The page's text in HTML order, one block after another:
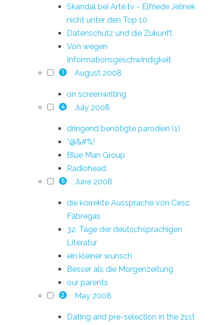
Skandal bei Arte.tv - Elfriede Jelinek
nicht unter den Top 10
Datenschutz und die Zukunft
Von wegen
Informationsgeschwindigkeit
1 August 2008
on screenwriting
4 July 2008
dringend benötigte parodien (1)
*@&#%!
Blue Man Group
Radiohead
5 June 2008
die korrekte Aussprache von Cesc
Fàbregas
32. Tage der deutschsprachigen
Literatur
ein kleiner wunsch
Besser als die Morgenzeitung
our parents
2 May 2008
Dating and pre-selection in the 21st